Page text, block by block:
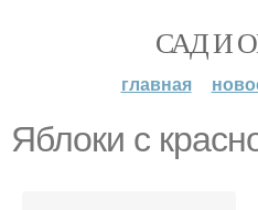
САД И
главная
Яблоки с